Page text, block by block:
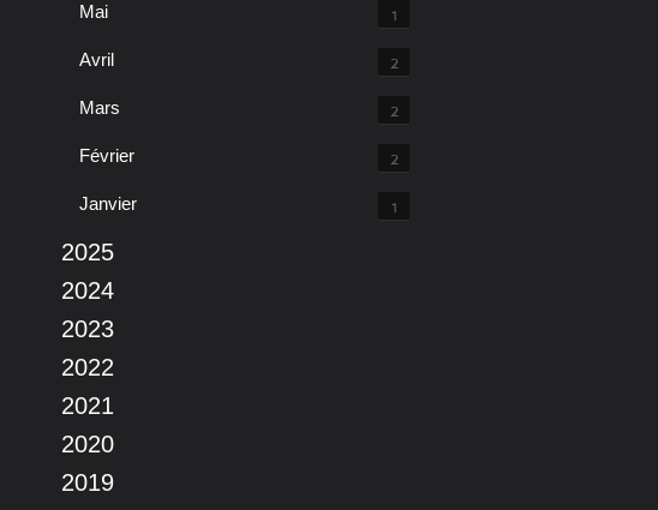
Mai 1
Avril 2
Mars 2
Février 2
Janvier 1
2025
2024
2023
2022
2021
2020
2019